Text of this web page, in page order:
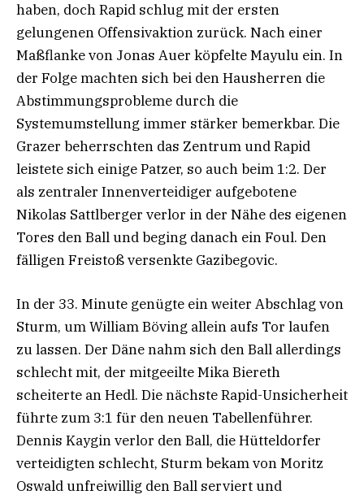
haben, doch Rapid schlug mit der ersten
gelungenen Offensivaktion zurück. Nach einer
Maßflanke von Jonas Auer köpfelte Mayulu ein. In
der Folge machten sich bei den Hausherren die
Abstimmungsprobleme durch die
Systemumstellung immer stärker bemerkbar. Die
Grazer beherrschten das Zentrum und Rapid
leistete sich einige Patzer, so auch beim 1:2. Der
als zentraler Innenverteidiger aufgebotene
Nikolas Sattlberger verlor in der Nähe des eigenen
Tores den Ball und beging danach ein Foul. Den
fälligen Freistoß versenkte Gazibegovic.
In der 33. Minute genügte ein weiter Abschlag von
Sturm, um William Böving allein aufs Tor laufen
zu lassen. Der Däne nahm sich den Ball allerdings
schlecht mit, der mitgeeilte Mika Biereth
scheiterte an Hedl. Die nächste Rapid-Unsicherheit
führte zum 3:1 für den neuen Tabellenführer.
Dennis Kaygin verlor den Ball, die Hütteldorfer
verteidigten schlecht, Sturm bekam von Moritz
Oswald unfreiwillig den Ball serviert und